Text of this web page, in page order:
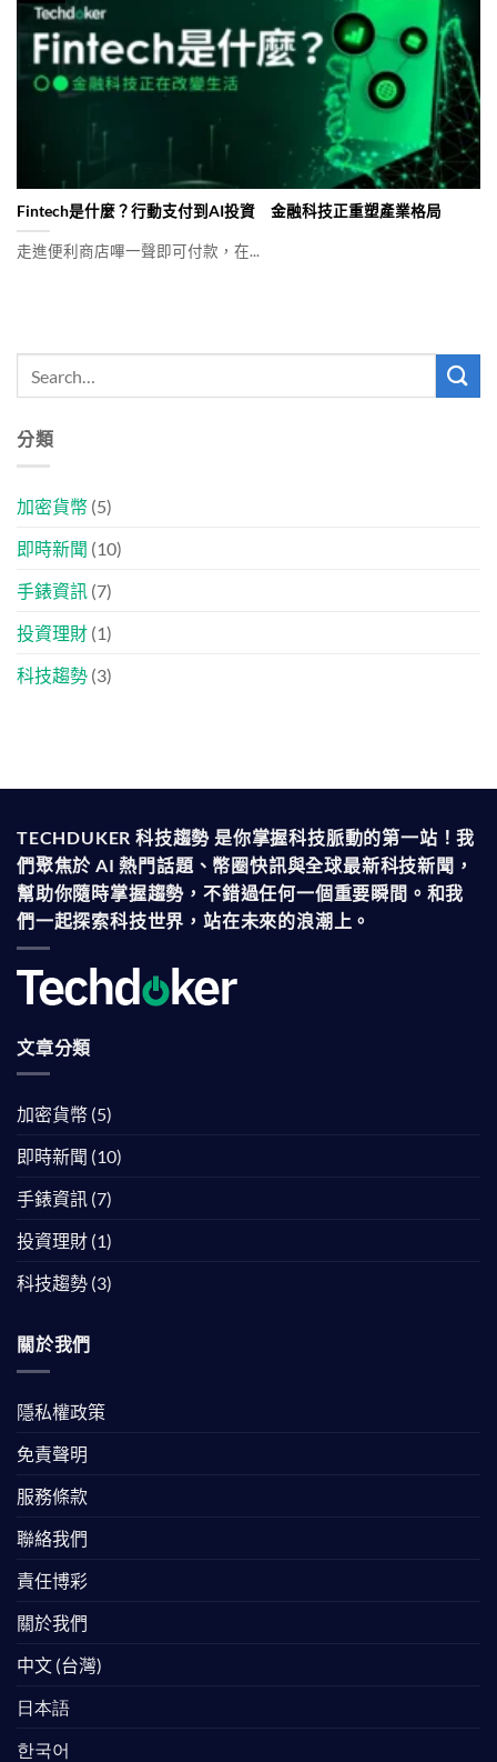
Fintech是什麼？行動支付到AI投資 金融科技正重塑產業格局
走進便利商店嗶一聲即可付款，在...
分類
加密貨幣 (5)
即時新聞 (10)
手錶資訊 (7)
投資理財 (1)
科技趨勢 (3)
TECHDUKER 科技趨勢 是你掌握科技脈動的第一站！我
們聚焦於 AI 熱門話題、幣圈快訊與全球最新科技新聞，
幫助你隨時掌握趨勢，不錯過任何一個重要瞬間。和我
們一起探索科技世界，站在未來的浪潮上。
文章分類
加密貨幣 (5)
即時新聞 (10)
手錶資訊 (7)
投資理財 (1)
科技趨勢 (3)
關於我們
隱私權政策
免責聲明
服務條款
聯絡我們
責任博彩
關於我們
中文 (台灣)
日本語
한국어